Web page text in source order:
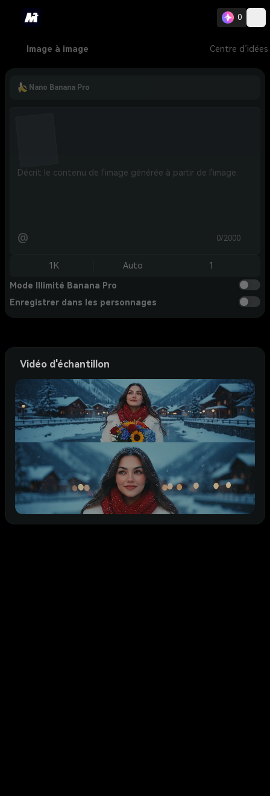
0
Image à image Centre d’idées
Nano Banana Pro
@ 0/2000
1K Auto 1
Mode Illimité Banana Pro
Enregistrer dans les personnages
Vidéo d'échantillon